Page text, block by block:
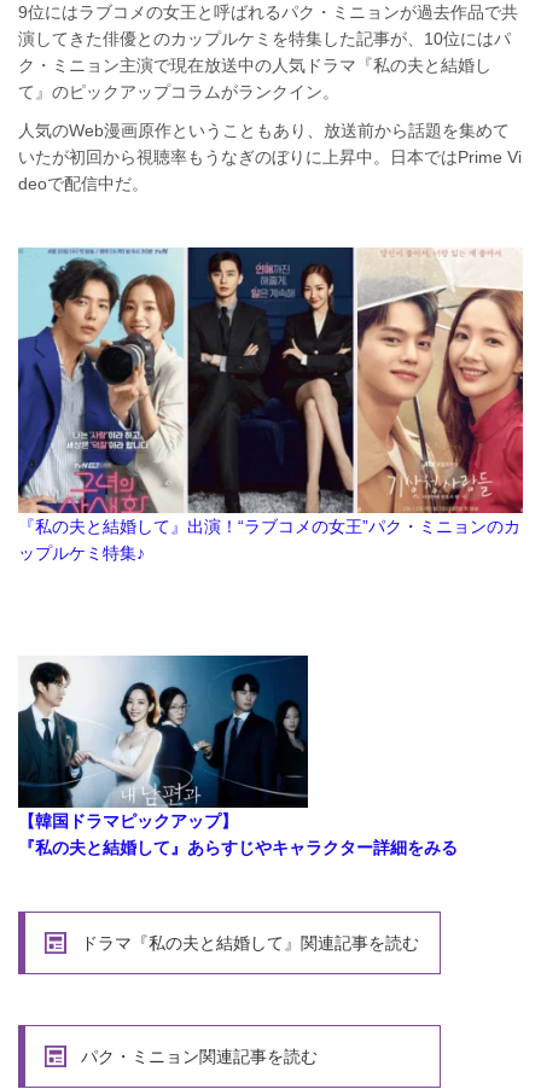
9位にはラブコメの女王と呼ばれるパク・ミニョンが過去作品で共
演してきた俳優とのカップルケミを特集した記事が、10位にはパ
ク・ミニョン主演で現在放送中の人気ドラマ『私の夫と結婚し
て』のピックアップコラムがランクイン。
人気のWeb漫画原作ということもあり、放送前から話題を集めて
いたが初回から視聴率もうなぎのぼりに上昇中。日本ではPrime Vi
deoで配信中だ。
『私の夫と結婚して』出演！“ラブコメの女王”パク・ミニョンのカ
ップルケミ特集♪
【韓国ドラマピックアップ】
『私の夫と結婚して』あらすじやキャラクター詳細をみる
ドラマ『私の夫と結婚して』関連記事を読む
パク・ミニョン関連記事を読む